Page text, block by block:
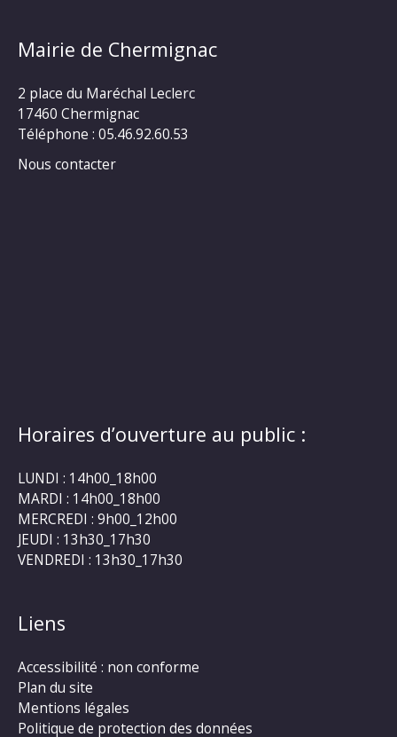
Mairie de Chermignac
2 place du Maréchal Leclerc
17460 Chermignac
Téléphone : 05.46.92.60.53
Nous contacter
Horaires d’ouverture au public :
LUNDI : 14h00_18h00
MARDI : 14h00_18h00
MERCREDI : 9h00_12h00
JEUDI : 13h30_17h30
VENDREDI : 13h30_17h30
Liens
Accessibilité : non conforme
Plan du site
Mentions légales
Politique de protection des données